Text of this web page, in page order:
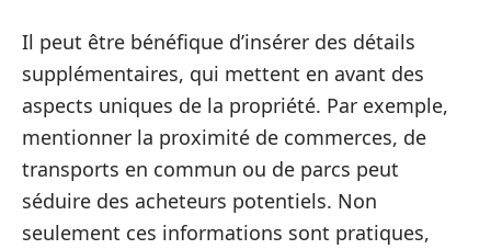
Il peut être bénéfique d’insérer des détails
supplémentaires, qui mettent en avant des
aspects uniques de la propriété. Par exemple,
mentionner la proximité de commerces, de
transports en commun ou de parcs peut
séduire des acheteurs potentiels. Non
seulement ces informations sont pratiques,